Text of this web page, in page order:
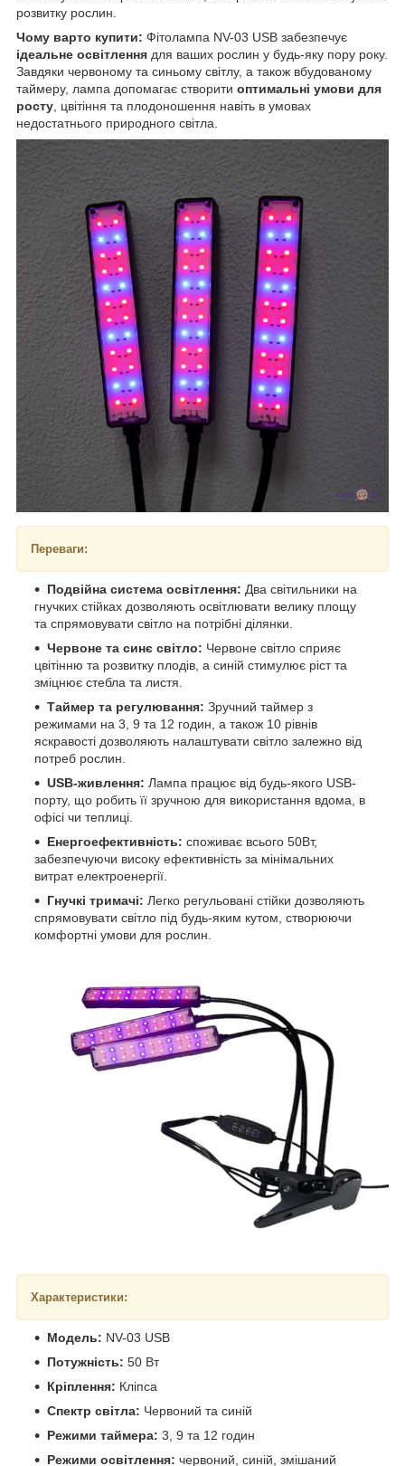
розвитку рослин.
Чому варто купити: Фітолампа NV-03 USB забезпечує
ідеальне освітлення для ваших рослин у будь-яку пору року.
Завдяки червоному та синьому світлу, а також вбудованому
таймеру, лампа допомагає створити оптимальні умови для
росту , цвітіння та плодоношення навіть в умовах
недостатнього природного світла.
Переваги:
Подвійна система освітлення: Два світильники на
гнучких стійках дозволяють освітлювати велику площу
та спрямовувати світло на потрібні ділянки.
Червоне та синє світло: Червоне світло сприяє
цвітінню та розвитку плодів, а синій стимулює ріст та
зміцнює стебла та листя.
Таймер та регулювання: Зручний таймер з
режимами на 3, 9 та 12 годин, а також 10 рівнів
яскравості дозволяють налаштувати світло залежно від
потреб рослин.
USB-живлення: Лампа працює від будь-якого USB-
порту, що робить її зручною для використання вдома, в
офісі чи теплиці.
Енергоефективність: споживає всього 50Вт,
забезпечуючи високу ефективність за мінімальних
витрат електроенергії.
Гнучкі тримачі: Легко регульовані стійки дозволяють
спрямовувати світло під будь-яким кутом, створюючи
комфортні умови для рослин.
Характеристики:
Модель: NV-03 USB
Потужність: 50 Вт
Кріплення: Кліпса
Спектр світла: Червоний та синій
Режими таймера: 3, 9 та 12 годин
Режими освітлення: червоний, синій, змішаний